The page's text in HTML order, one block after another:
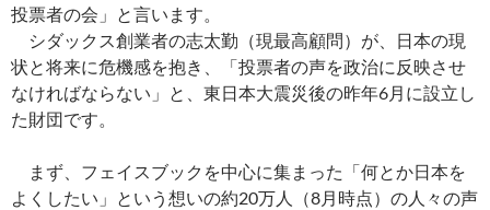
投票者の会」と言います。
シダックス創業者の志太勤（現最高顧問）が、日本の現
状と将来に危機感を抱き、「投票者の声を政治に反映させ
なければならない」と、東日本大震災後の昨年6月に設立し
た財団です。
まず、フェイスブックを中心に集まった「何とか日本を
よくしたい」という想いの約20万人（8月時点）の人々の声